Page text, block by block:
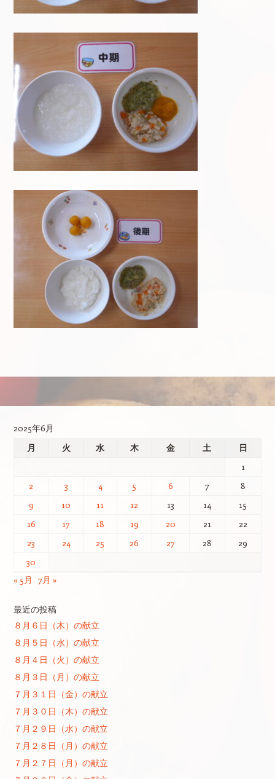
投稿ナビゲーション
2025年6月
月
火 水 木 金 土
日
1
2
3 4 5 6 7
8
9
10 11 12 13 14
15
16
17 18 19 20 21
22
23
24 25 26 27 28
29
30
« 5月
7月 »
最近の投稿
８月６日（木）の献立
８月５日（水）の献立
８月４日（火）の献立
８月３日（月）の献立
７月３１日（金）の献立
７月３０日（木）の献立
７月２９日（水）の献立
７月２８日（月）の献立
７月２７日（月）の献立